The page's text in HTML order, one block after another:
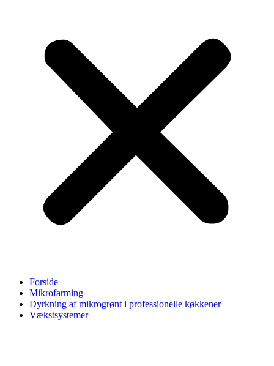
Forside
Mikrofarming
Dyrkning af mikrogrønt i professionelle køkkener
Vækstsystemer